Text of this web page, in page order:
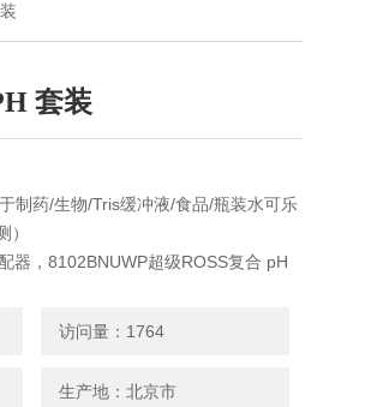
套装
制药/生物/Tris缓冲液/食品/瓶装水可乐
器，8102BNUWP超级ROSS复合 pH
瓶）
访问量：1764
生产地：北京市